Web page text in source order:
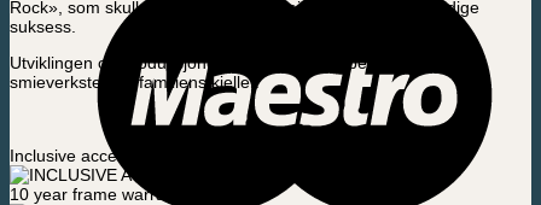
Rock», som skulle vise seg å bane vei for familiens fremtidige
suksess.
Utviklingen og produksjonen av hengelåsen begynte i
smieverkstedet i familiens kjeller.
Inclusive accessories
10 year frame warranty